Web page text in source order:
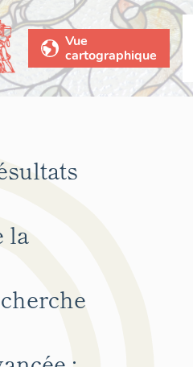
Vue
cartographique
la